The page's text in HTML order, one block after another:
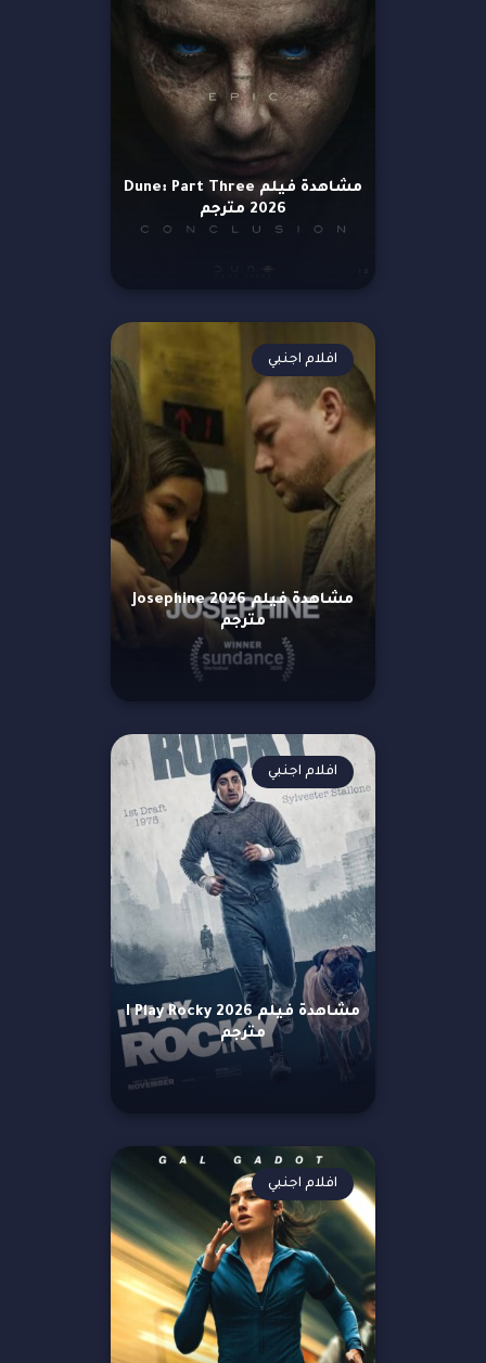
مشاهدة فيلم Dune: Part Three
2026 مترجم
مشاهدة فيلم Josephine 2026
مترجم
افلام اجنبي
مشاهدة فيلم I Play Rocky 2026
مترجم
افلام اجنبي
افلام اجنبي